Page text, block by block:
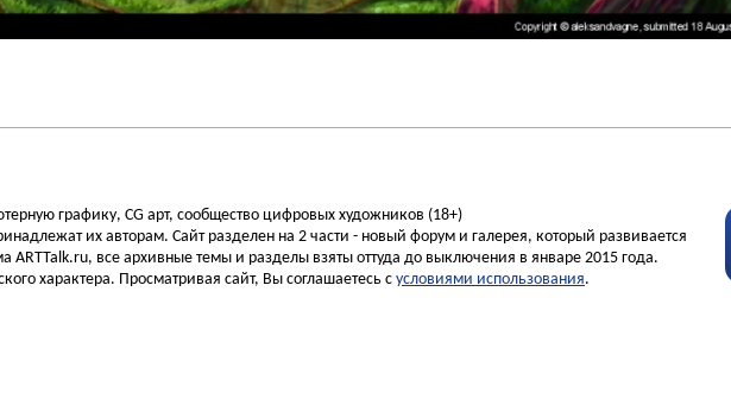
графику, CG арт, сообщество цифровых художников (18+)
их авторам. Сайт разделен на 2 части - новый форум и галерея, который развивается
ARTTalk.ru, все архивные темы и разделы взяты оттуда до выключения в январе 2015 года.
характера. Просматривая сайт, Вы соглашаетесь с условиями использования.